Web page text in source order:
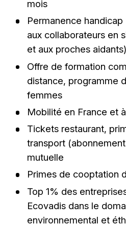
mois
Permanence
aux collaborateurs en
et aux proches
Offre de formation
distance, programme
femmes
Mobilité en France et
Tickets restaurant,
transport
mutuelle
Primes de cooptation
Top 1% des
Ecovadis dans le
environnemental et